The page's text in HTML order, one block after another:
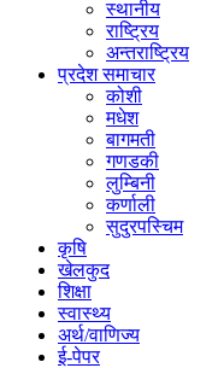
स्थानीय
राष्ट्रिय
अन्तराष्ट्रिय
प्रदेश समाचार
कोशी
मधेश
बागमती
गणडकी
लुम्बिनी
कर्णाली
सुदुरपस्चिम
कृषि
खेलकुद
शिक्षा
स्वास्थ्य
अर्थ/वाणिज्य
ई-पेपर